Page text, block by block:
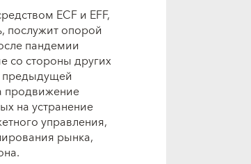
ECF и EFF,
послужит опорой
пандемии
со стороны других
предыдущей
продвижение
на устранение
управления,
рынка,